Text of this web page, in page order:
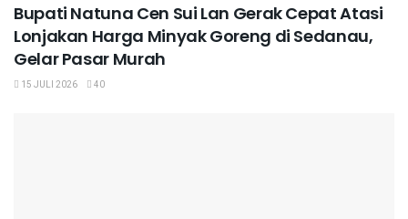
Bupati Natuna Cen Sui Lan Gerak Cepat Atasi
Lonjakan Harga Minyak Goreng di Sedanau,
Gelar Pasar Murah
15 JULI 2026 40